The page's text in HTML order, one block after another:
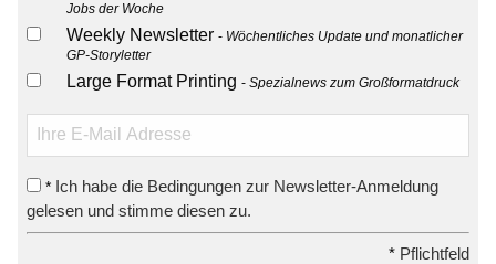
Jobs der Woche
Weekly Newsletter
Wöchentliches Update und monatlicher
GP-Storyletter
Large Format Printing Spezialnews zum Großformatdruck
* Ich habe die Bedingungen zur Newsletter-Anmeldung
gelesen und stimme diesen zu.
* Pflichtfeld